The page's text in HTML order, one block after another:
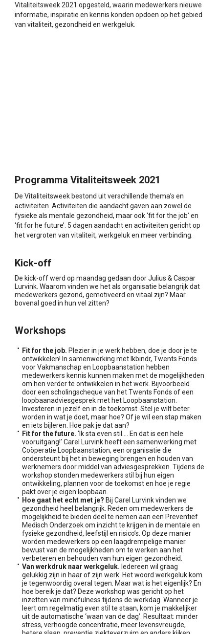
Vitaliteitsweek 2021 opgesteld, waarin medewerkers nieuwe
informatie, inspiratie en kennis konden opdoen op het gebied
van vitaliteit, gezondheid en werkgeluk.
Programma Vitaliteitsweek 2021
De Vitaliteitsweek bestond uit verschillende thema’s en
activiteiten. Activiteiten die aandacht gaven aan zowel de
fysieke als mentale gezondheid, maar ook ‘fit for the job’ en
‘fit for he future’. 5 dagen aandacht en activiteiten gericht op
het vergroten van vitaliteit, werkgeluk en meer verbinding.
Kick-off
De kick-off werd op maandag gedaan door Julius & Caspar
Lurvink. Waarom vinden we het als organisatie belangrijk dat
medewerkers gezond, gemotiveerd en vitaal zijn? Maar
bovenal goed in hun vel zitten?
Workshops
Fit for the job. Plezier in je werk hebben, doe je door je te
ontwikkelen! In samenwerking met Ikbindr, Twents Fonds
voor Vakmanschap en Loopbaanstation hebben
medewerkers kennis kunnen maken met de mogelijkheden
om hen verder te ontwikkelen in het werk. Bijvoorbeeld
door een scholingscheque van het Twents Fonds of een
loopbaanadviesgesprek met het Loopbaanstation.
Investeren in jezelf en in de toekomst. Stel je wilt beter
worden in wat je doet, maar hoe? Of je wil een stap maken
en iets bijleren. Hoe pak je dat aan?
Fit for the future. ‘Ik sta even stil…. En dat is een hele
vooruitgang!’ Carel Lurvink heeft een samenwerking met
Coöperatie Loopbaanstation, een organisatie die
ondersteunt bij het in beweging brengen en houden van
werknemers door middel van adviesgesprekken. Tijdens de
workshop stonden medewerkers stil bij hun eigen
ontwikkeling, plannen voor de toekomst en hoe je regie
pakt over je eigen loopbaan.
Hoe gaat het echt met je? Bij Carel Lurvink vinden we
gezondheid heel belangrijk. Reden om medewerkers de
mogelijkheid te bieden deel te nemen aan een Preventief
Medisch Onderzoek om inzicht te krijgen in de mentale en
fysieke gezondheid, leefstijl en risico’s. Op deze manier
worden medewerkers op een laagdrempelige manier
bewust van de mogelijkheden om te werken aan het
verbeteren en behouden van hun eigen gezondheid.
Van werkdruk naar werkgeluk. Iedereen wil graag
gelukkig zijn in haar of zijn werk. Het woord werkgeluk kom
je tegenwoordig overal tegen. Maar wat is het eigenlijk? En
hoe bereik je dat? Deze workshop was gericht op het
inzetten van mindfulness tijdens de werkdag. Wanneer je
leert om regelmatig even stil te staan, kom je makkelijker
uit de automatische ‘waan van de dag’. Resultaat: minder
stress, verhoogde concentratie, meer levensvreugde,